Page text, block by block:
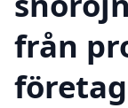
från
företag